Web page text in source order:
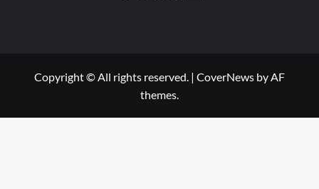
Copyright © All rights reserved. | CoverNews by AF
themes.